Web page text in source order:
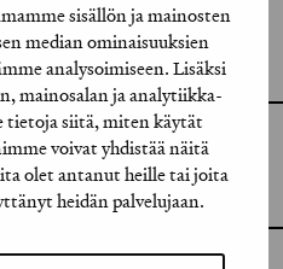
sisällön ja mainosten
median ominaisuuksien
analysoimiseen. Lisäksi
mainosalan ja analytiikka-
tietoja siitä, miten käytät
voivat yhdistää näitä
olet antanut heille tai joita
heidän palvelujaan.
/ tahot:
GRAFIA RY
GRAFIA(AT)GRAFIA.FI
UUDENMAANKATU 11 B 9,
00120 HELSINKI